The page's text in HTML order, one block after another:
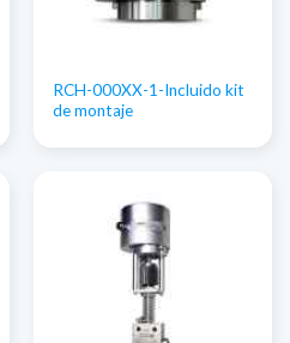
RCH-000XX-1-Incluido kit
de montaje